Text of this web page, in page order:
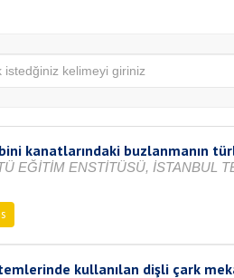
kanatlarındaki buzlanmanın
EĞİTİM ENSTİTÜSÜ, İSTANBUL
kullanılan dişli çark